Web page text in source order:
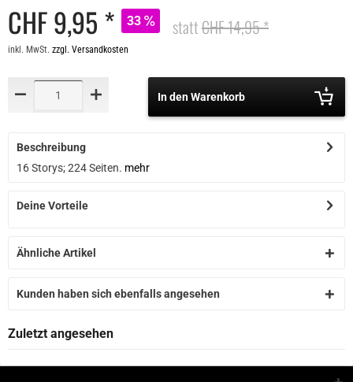
CHF 9,95 * 33 stattCHF 14,95 *
inkl. MwSt. zzgl. Versandkosten
In den Warenkorb
Beschreibung
16 Storys; 224 Seiten. mehr
Deine Vorteile
Ähnliche Artikel
Kunden haben sich ebenfalls angesehen
Zuletzt angesehen